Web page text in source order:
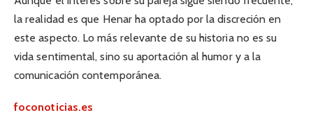
la realidad es que Henar ha optado por la discreción en
este aspecto. Lo más relevante de su historia no es su
vida sentimental, sino su aportación al humor y a la
comunicación contemporánea.
foconoticias.es